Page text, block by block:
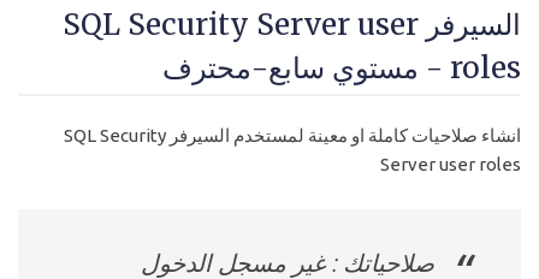
السيرفر SQL Security Server user
roles - مستوي سابع-محترف
انشاء صلاحيات كاملة او معينة لمستخدم السيرفر SQL Security
Server user roles
صلاحياتك : غير مسجل الدخول